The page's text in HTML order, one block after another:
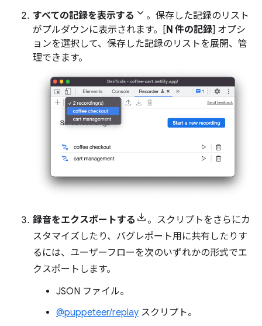
すべての記録を表示する
。保存した記録のリスト
がプルダウンに表示されます。[N 件の記録] オプシ
ョンを選択して、保存した記録のリストを展開、管
理できます。
録音をエクスポートする
。スクリプトをさらにカ
スタマイズしたり、バグレポート用に共有したりす
るには、ユーザーフローを次のいずれかの形式でエ
クスポートします。
JSON ファイル。
@puppeteer/replay スクリプト。